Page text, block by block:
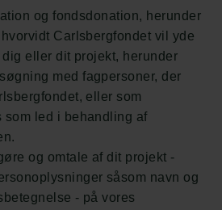
og fondsdonation, herunder
Carlsbergfondet vil yde
eller dit projekt, herunder
med fagpersoner, der
eller som
som led i behandling af
og omtale af dit projekt -
såsom navn og
- på vores